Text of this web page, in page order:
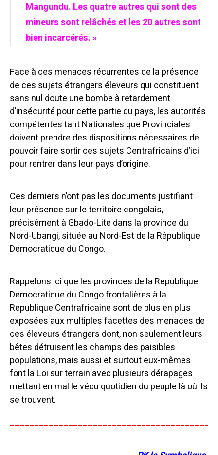
Mangundu. Les quatre autres qui sont des
mineurs sont relâchés et les 20 autres sont
bien incarcérés. »
Face à ces menaces récurrentes de la présence
de ces sujets étrangers éleveurs qui constituent
sans nul doute une bombe à retardement
d’insécurité pour cette partie du pays, les autorités
compétentes tant Nationales que Provinciales
doivent prendre des dispositions nécessaires de
pouvoir faire sortir ces sujets Centrafricains d’ici
pour rentrer dans leur pays d’origine.
Ces derniers n’ont pas les documents justifiant
leur présence sur le territoire congolais,
précisément à Gbado-Lite dans la province du
Nord-Ubangi, située au Nord-Est de la République
Démocratique du Congo.
Rappelons ici que les provinces de la République
Démocratique du Congo frontalières à la
République Centrafricaine sont de plus en plus
exposées aux multiples facettes des menaces de
ces éleveurs étrangers dont, non seulement leurs
bêtes détruisent les champs des paisibles
populations, mais aussi et surtout eux-mêmes
font la Loi sur terrain avec plusieurs dérapages
mettant en mal le vécu quotidien du peuple là où ils
se trouvent.